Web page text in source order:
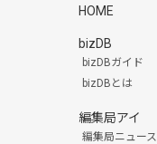
HOME
bizDB
bizDBガイド
bizDBとは
編集局アイ
編集局ニュース